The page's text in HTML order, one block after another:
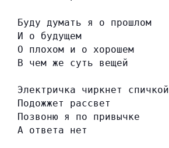
Буду думать я о прошлом
И о будущем
О плохом и о хорошем
В чем же суть вещей
Электричка чиркнет спичкой
Подожжет рассвет
Позвоню я по привычке
А ответа нет